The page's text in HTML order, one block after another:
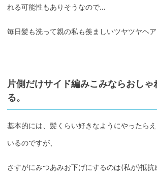
れる可能性もありそうなので…
毎日髪も洗って親の私も羨ましいツヤツヤヘア
片側だけサイド編みこみならおしゃ
る。
基本的には、髪くらい好きなようにやったら
いるのですが、
さすがにみつあみお下げにするのは(私が)抵抗